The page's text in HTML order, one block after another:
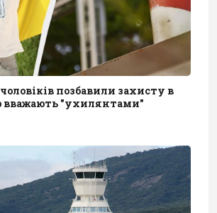
позбавили захисту в
вважають "ухилянтами"